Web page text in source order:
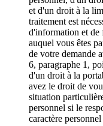
et d'un droit à la
traitement est
d'information et de
auquel vous êtes
de votre demande
6, paragraphe 1,
d'un droit à la
avez le droit de
situation
personnel si le
caractère